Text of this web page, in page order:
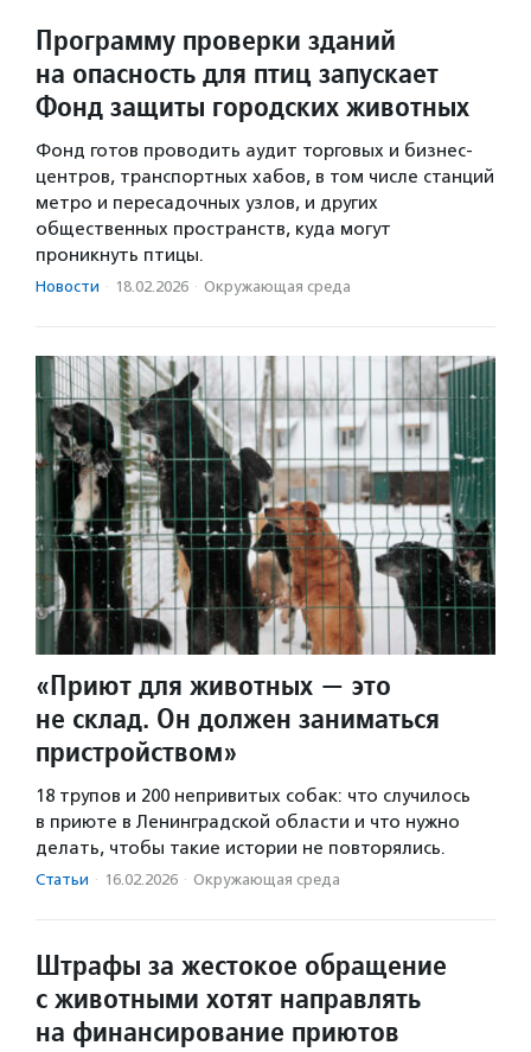
Программу проверки зданий
на опасность для птиц запускает
Фонд защиты городских животных
Фонд готов проводить аудит торговых и бизнес-
центров, транспортных хабов, в том числе станций
метро и пересадочных узлов, и других
общественных пространств, куда могут
проникнуть птицы.
Новости · 18.02.2026 · Окружающая среда
«Приют для животных — это
не склад. Он должен заниматься
пристройством»
18 трупов и 200 непривитых собак: что случилось
в приюте в Ленинградской области и что нужно
делать, чтобы такие истории не повторялись.
Статьи · 16.02.2026 · Окружающая среда
Штрафы за жестокое обращение
с животными хотят направлять
на финансирование приютов